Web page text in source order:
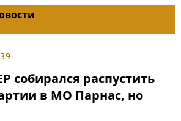
собирался распустить
в МО Парнас, но